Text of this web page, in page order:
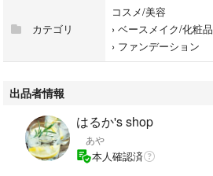
カテゴリ
コスメ/美容
› ベースメイク/化粧品
› ファンデーション
出品者情報
はるか's shop
あや
本人確認済